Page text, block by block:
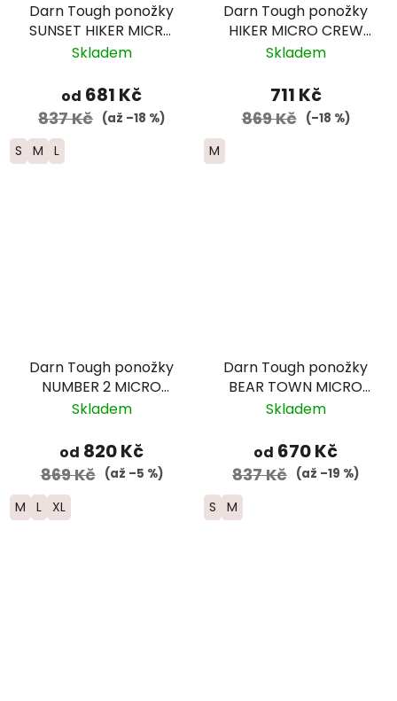
Darn Tough ponožky
SUNSET HIKER MICRO
CREW Lightweight
zeleno/šedé
Skladem
od 681 Kč
837 Kč (až –18 %)
S M L
Darn Tough ponožky
HIKER MICRO CREW
Midweight Merino -
Skladem
711 Kč
869 Kč (–18 %)
M
Darn Tough ponožky
NUMBER 2 MICRO
CREW Midweight
modré
Skladem
od 820 Kč
869 Kč (až –5 %)
M L XL
Darn Tough ponožky
BEAR TOWN MICRO
CREW Lightweight
žluté/modré
Skladem
od 670 Kč
837 Kč (až –19 %)
S M